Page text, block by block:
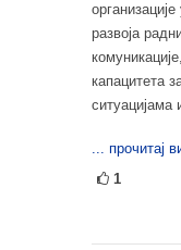
развоја
капацитета
ситуацијама
... прочитај
1